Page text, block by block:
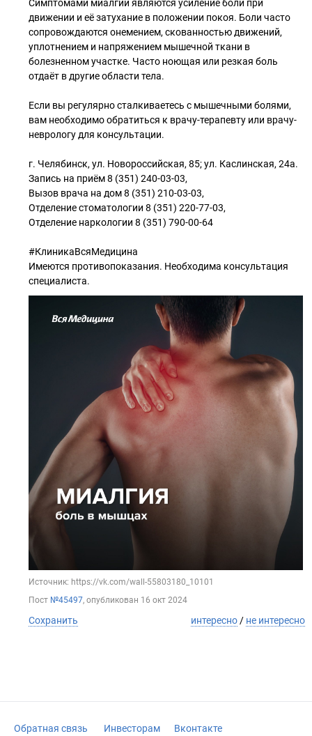
Симптомами миалгии являются усиление боли при
движении и её затухание в положении покоя. Боли часто
сопровождаются онемением, скованностью движений,
уплотнением и напряжением мышечной ткани в
болезненном участке. Часто ноющая или резкая боль
отдаёт в другие области тела.
Если вы регулярно сталкиваетесь с мышечными болями,
вам необходимо обратиться к врачу-терапевту или врачу-
неврологу для консультации.
г. Челябинск, ул. Новороссийская, 85; ул. Каслинская, 24а.
Запись на приём 8 (351) 240-03-03,
Вызов врача на дом 8 (351) 210-03-03,
Отделение стоматологии 8 (351) 220-77-03,
Отделение наркологии 8 (351) 790-00-64
#КлиникаВсяМедицина
Имеются противопоказания. Необходима консультация
специалиста.
Источник: https://vk.com/wall-55803180_10101
Пост №45497, опубликован 16 окт 2024
Сохранить интересно / не интересно
Обратная связь Инвесторам Вконтакте